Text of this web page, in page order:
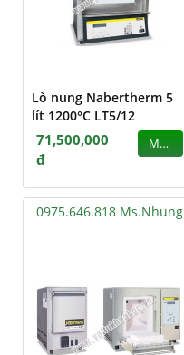
Lò nung Nabertherm 5
lít 1200°C LT5/12
71,500,000
đ
MUA
0975.646.818 Ms.Nhung